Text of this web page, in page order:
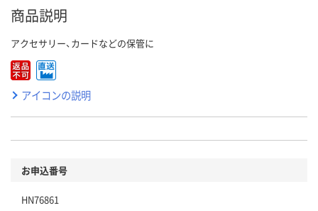
商品説明
アクセサリー、カードなどの保管に
アイコンの説明
お申込番号
HN76861